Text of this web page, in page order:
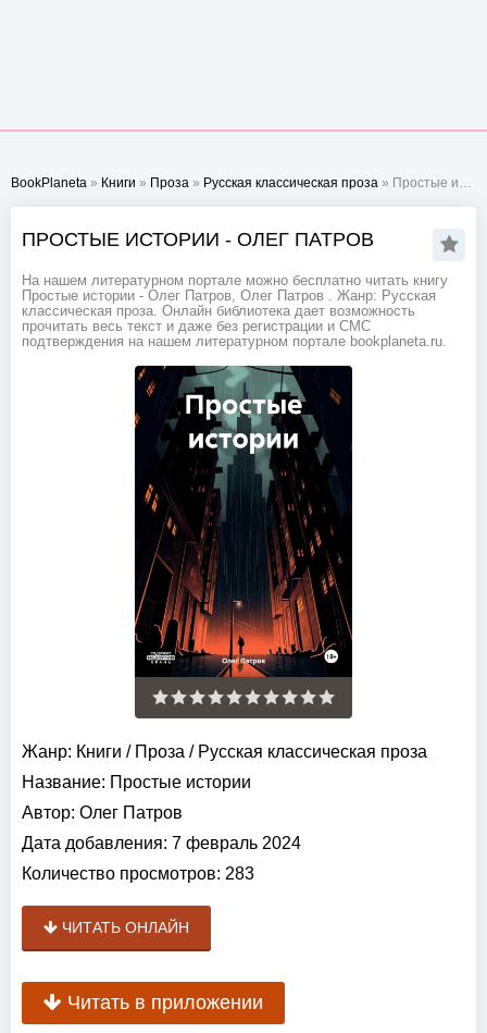
BookPlaneta » Книги » Проза » Русская классическая проза » Простые истории - Олег Патров
ПРОСТЫЕ ИСТОРИИ - ОЛЕГ ПАТРОВ
На нашем литературном портале можно бесплатно читать книгу
Простые истории - Олег Патров, Олег Патров . Жанр: Русская
классическая проза. Онлайн библиотека дает возможность
прочитать весь текст и даже без регистрации и СМС
подтверждения на нашем литературном портале bookplaneta.ru.
Жанр: Книги / Проза / Русская классическая проза
Название: Простые истории
Автор: Олег Патров
Дата добавления: 7 февраль 2024
Количество просмотров: 283
ЧИТАТЬ ОНЛАЙН
Читать в приложении